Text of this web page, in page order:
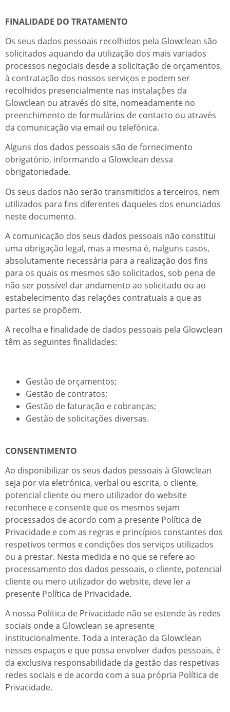
FINALIDADE DO TRATAMENTO
Os seus dados pessoais recolhidos pela Glowclean são
solicitados aquando da utilização dos mais variados
processos negociais desde a solicitação de orçamentos,
à contratação dos nossos serviços e podem ser
recolhidos presencialmente nas instalações da
Glowclean ou através do site, nomeadamente no
preenchimento de formulários de contacto ou através
da comunicação via email ou telefónica.
Alguns dos dados pessoais são de fornecimento
obrigatório, informando a Glowclean dessa
obrigatoriedade.
Os seus dados não serão transmitidos a terceiros, nem
utilizados para fins diferentes daqueles dos enunciados
neste documento.
A comunicação dos seus dados pessoais não constitui
uma obrigação legal, mas a mesma é, nalguns casos,
absolutamente necessária para a realização dos fins
para os quais os mesmos são solicitados, sob pena de
não ser possível dar andamento ao solicitado ou ao
estabelecimento das relações contratuais a que as
partes se propõem.
A recolha e finalidade de dados pessoais pela Glowclean
têm as seguintes finalidades:
Gestão de orçamentos;
Gestão de contratos;
Gestão de faturação e cobranças;
Gestão de solicitações diversas.
CONSENTIMENTO
Ao disponibilizar os seus dados pessoais à Glowclean
seja por via eletrónica, verbal ou escrita, o cliente,
potencial cliente ou mero utilizador do website
reconhece e consente que os mesmos sejam
processados de acordo com a presente Política de
Privacidade e com as regras e princípios constantes dos
respetivos termos e condições dos serviços utilizados
ou a prestar. Nesta medida e no que se refere ao
processamento dos dados pessoais, o cliente, potencial
cliente ou mero utilizador do website, deve ler a
presente Política de Privacidade.
A nossa Política de Privacidade não se estende às redes
sociais onde a Glowclean se apresente
institucionalmente. Toda a interação da Glowclean
nesses espaços e que possa envolver dados pessoais, é
da exclusiva responsabilidade da gestão das respetivas
redes sociais e de acordo com a sua própria Política de
Privacidade.